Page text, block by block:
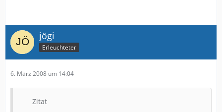
jögi
Erleuchteter
6. März 2008 um 14:04
Zitat